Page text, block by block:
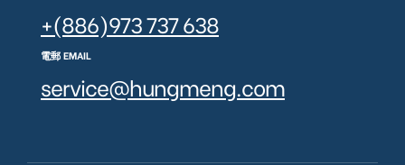
+(886)973 737 638
電郵 EMAIL
service@hungmeng.com